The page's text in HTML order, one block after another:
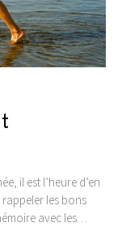
il est l’heure d’en
les bons
avec les…